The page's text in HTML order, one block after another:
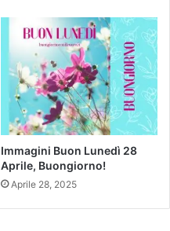
Immagini Buon Lunedì 28
Aprile, Buongiorno!
Aprile 28, 2025